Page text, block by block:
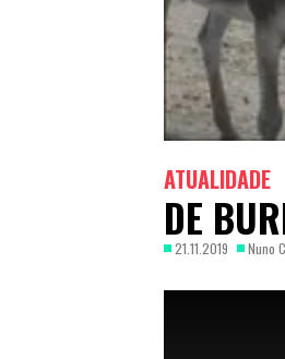
ATUALIDADE
DE
21.11.2019 Nuno